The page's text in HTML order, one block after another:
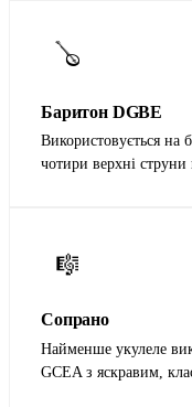
🪕
Баритон DGBE
Використовується на
чотири верхні струни
🎼
Сопрано
Найменше укулеле
GCEA з яскравим,